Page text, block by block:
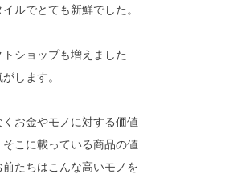
ルでとても新鮮でした。
ショップも増えました
します。
お金やモノに対する価値
こに載っている商品の値
たちはこんな高いモノを